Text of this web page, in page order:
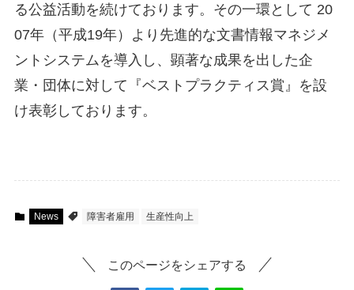
る公益活動を続けております。その一環として 20
07年（平成19年）より先進的な文書情報マネジメ
ントシステムを導入し、顕著な成果を出した企
業・団体に対して『ベストプラクティス賞』を設
け表彰しております。
News 障害者雇用 生産性向上
このページをシェアする